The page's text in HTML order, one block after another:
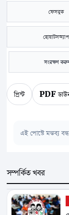
ফেসবুক
হোয়াটসঅ্যাপ
সংরক্ষণ
প্রিন্ট PDF
এই পোস্টে মন্তব্য
সম্পর্কিত খবর